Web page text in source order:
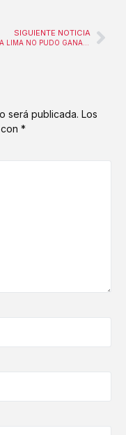
SIGUIENTE NOTICIA
será publicada. Los
con*